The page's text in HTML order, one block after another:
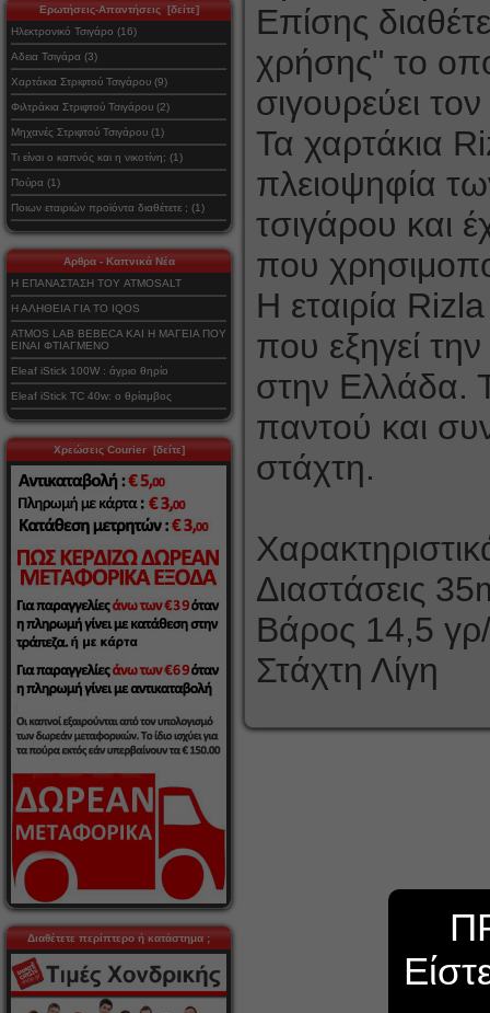
Ερωτήσεις-Απαντήσεις [δείτε]
Ηλεκτρονικό Τσιγάρο (16)
Αδεια Τσιγάρα (3)
Χαρτάκια Στριφτού Τσιγάρου (9)
Φιλτράκια Στριφτού Τσιγάρου (2)
Μηχανές Στριφτού Τσιγάρου (1)
Τι είναι ο καπνός και η νικοτίνη; (1)
Πούρα (1)
Ποιων εταιριών προϊόντα διαθέτετε ; (1)
Αρθρα - Καπνικά Νέα
Η ΕΠΑΝΑΣΤΑΣΗ ΤΟΥ ATMOSALT
Η ΑΛΗΘΕΙΑ ΓΙΑ ΤΟ IQOS
ATMOS LAB BEBECA ΚΑΙ Η ΜΑΓΕΙΑ ΠΟΥ
ΕΙΝΑΙ ΦΤΙΑΓΜΕΝΟ
Eleaf iStick 100W : άγριο θηρίο
Eleaf iStick TC 40w: ο θρίαμβος
Χρεώσεις Courier [δείτε]
Διαθέτετε περίπτερο ή κατάστημα ;
Επίσης
χρήσης" το
σιγουρεύει
Τα χαρτάκια
πλειοψηφία
τσιγάρου και
που
Η εταιρία
που εξηγεί
στην Ελλάδα.
παντού και
στάχτη.
Διαστάσεις
Βάρος 14,5
Στάχτη Λίγη